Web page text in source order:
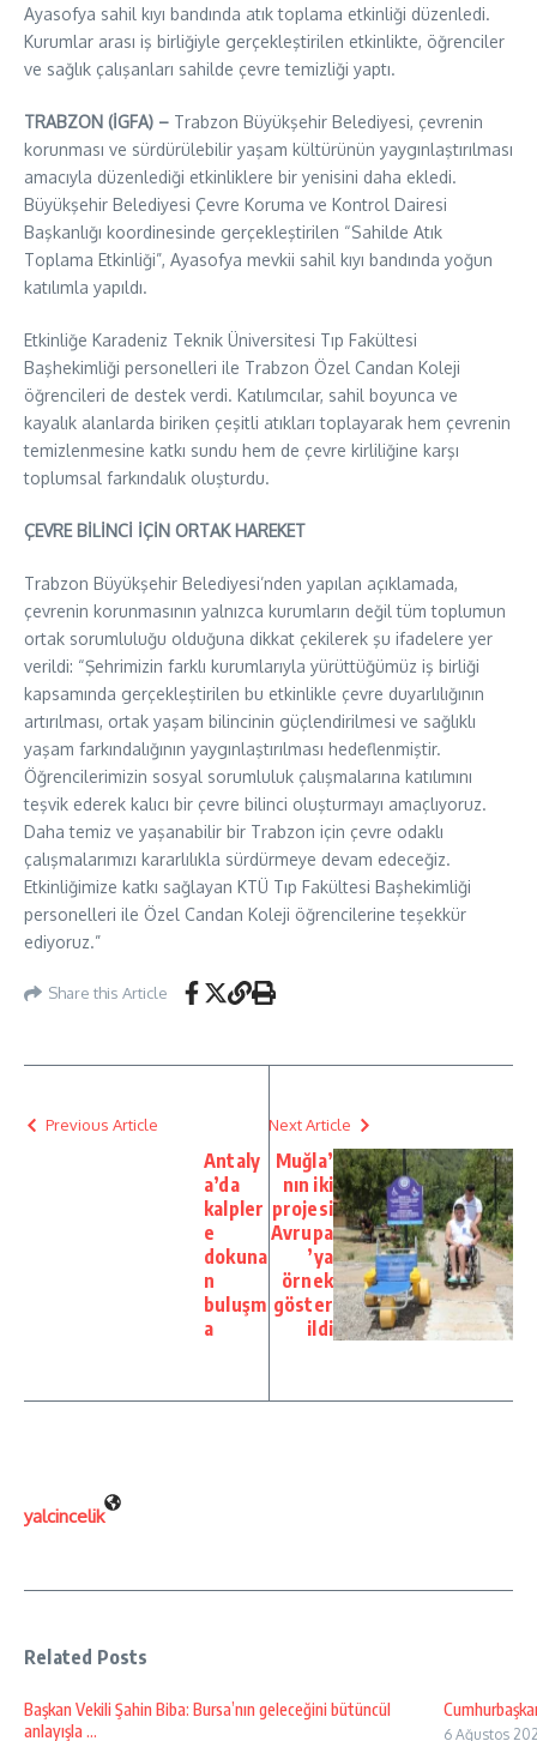
Ayasofya sahil kıyı bandında atık toplama etkinliği düzenledi.
Kurumlar arası iş birliğiyle gerçekleştirilen etkinlikte, öğrenciler
ve sağlık çalışanları sahilde çevre temizliği yaptı.
TRABZON (İGFA) – Trabzon Büyükşehir Belediyesi, çevrenin
korunması ve sürdürülebilir yaşam kültürünün yaygınlaştırılması
amacıyla düzenlediği etkinliklere bir yenisini daha ekledi.
Büyükşehir Belediyesi Çevre Koruma ve Kontrol Dairesi
Başkanlığı koordinesinde gerçekleştirilen “Sahilde Atık
Toplama Etkinliği”, Ayasofya mevkii sahil kıyı bandında yoğun
katılımla yapıldı.
Etkinliğe Karadeniz Teknik Üniversitesi Tıp Fakültesi
Başhekimliği personelleri ile Trabzon Özel Candan Koleji
öğrencileri de destek verdi. Katılımcılar, sahil boyunca ve
kayalık alanlarda biriken çeşitli atıkları toplayarak hem çevrenin
temizlenmesine katkı sundu hem de çevre kirliliğine karşı
toplumsal farkındalık oluşturdu.
ÇEVRE BİLİNCİ İÇİN ORTAK HAREKET
Trabzon Büyükşehir Belediyesi’nden yapılan açıklamada,
çevrenin korunmasının yalnızca kurumların değil tüm toplumun
ortak sorumluluğu olduğuna dikkat çekilerek şu ifadelere yer
verildi: “Şehrimizin farklı kurumlarıyla yürüttüğümüz iş birliği
kapsamında gerçekleştirilen bu etkinlikle çevre duyarlılığının
artırılması, ortak yaşam bilincinin güçlendirilmesi ve sağlıklı
yaşam farkındalığının yaygınlaştırılması hedeflenmiştir.
Öğrencilerimizin sosyal sorumluluk çalışmalarına katılımını
teşvik ederek kalıcı bir çevre bilinci oluşturmayı amaçlıyoruz.
Daha temiz ve yaşanabilir bir Trabzon için çevre odaklı
çalışmalarımızı kararlılıkla sürdürmeye devam edeceğiz.
Etkinliğimize katkı sağlayan KTÜ Tıp Fakültesi Başhekimliği
personelleri ile Özel Candan Koleji öğrencilerine teşekkür
ediyoruz.”
Share this Article
Previous Article
Antaly
a’da
kalpler
e
dokuna
n
buluşm
a
Next Article
Muğla’
nın iki
projesi
Avrupa
’ya
örnek
göster
ildi
yalcincelik
Related Posts
Başkan Vekili Şahin Biba: Bursa’nın geleceğini bütüncül
anlayışla ...
6 Ağustos